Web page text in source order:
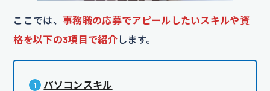
ここでは、 事務職の応募でアピールしたいスキルや資
格を以下の3項目で紹介します。
パソコンスキル